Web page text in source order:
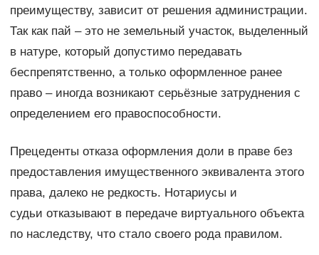
преимуществу, зависит от решения администрации.
Так как пай – это не земельный участок, выделенный
в натуре, который допустимо передавать
беспрепятственно, а только оформленное ранее
право – иногда возникают серьёзные затруднения с
определением его правоспособности.
Прецеденты отказа оформления доли в праве без
предоставления имущественного эквивалента этого
права, далеко не редкость. Нотариусы и
судьи отказывают в передаче виртуального объекта
по наследству, что стало своего рода правилом.